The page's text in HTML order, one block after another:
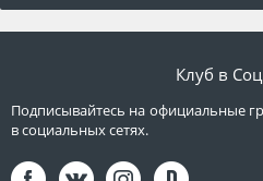
Клуб в
Подписывайтесь на официальные
в социальных сетях.